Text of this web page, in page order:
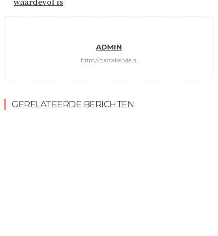
ADMIN
https://mamabende.nl
GERELATEERDE BERICHTEN